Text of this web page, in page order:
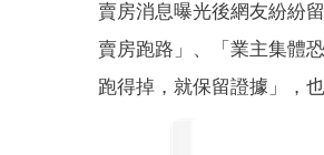
賣房消息曝光後網友紛紛
賣房跑路」、「業主集體
跑得掉，就保留證據」，